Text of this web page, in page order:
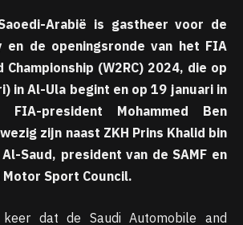
Arabië is gastheer voor de
en de openingsronde van het FIA
Championship (W2RC) 2024, die op
in Al-Ula begint en op 19 januari in
FIA-president Mohammed Ben
zijn naast ZKH Prins Khalid bin
Saud, president van de SAMF en
Sport Council.
dat de Saudi Automobile and